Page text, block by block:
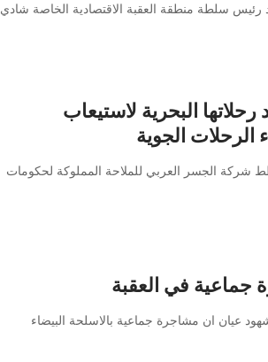
رئيس سلطة منطقة العقبة الاقتصادية الخاصة شادي
رحلاتها البحرية لاستيعاب
الرحلات الجوية
شركة الجسر العربي للملاحة المملوكة لحكومات
في العقبة
عيان ان مشاجرة جماعية بالاسلحة البيضاء